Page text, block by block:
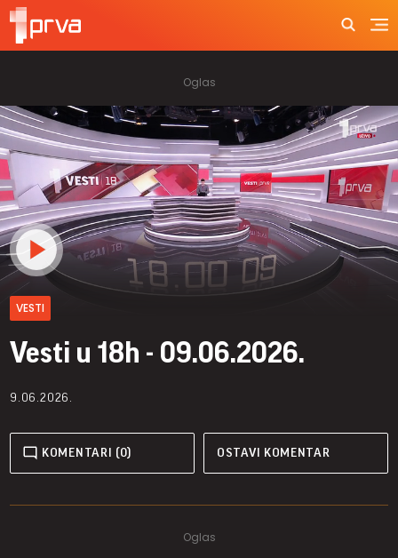
VESTI
Vesti u 18h - 09.06.2026.
9.06.2026.
KOMENTARI (0) OSTAVI KOMENTAR